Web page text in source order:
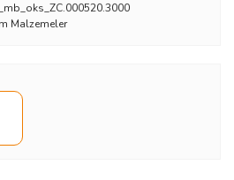
Malzemeler